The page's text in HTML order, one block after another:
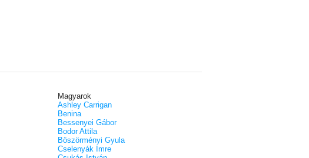
Magyarok
Ashley Carrigan
Benina
Bessenyei Gábor
Bodor Attila
Böszörményi Gyula
Cselenyák Imre